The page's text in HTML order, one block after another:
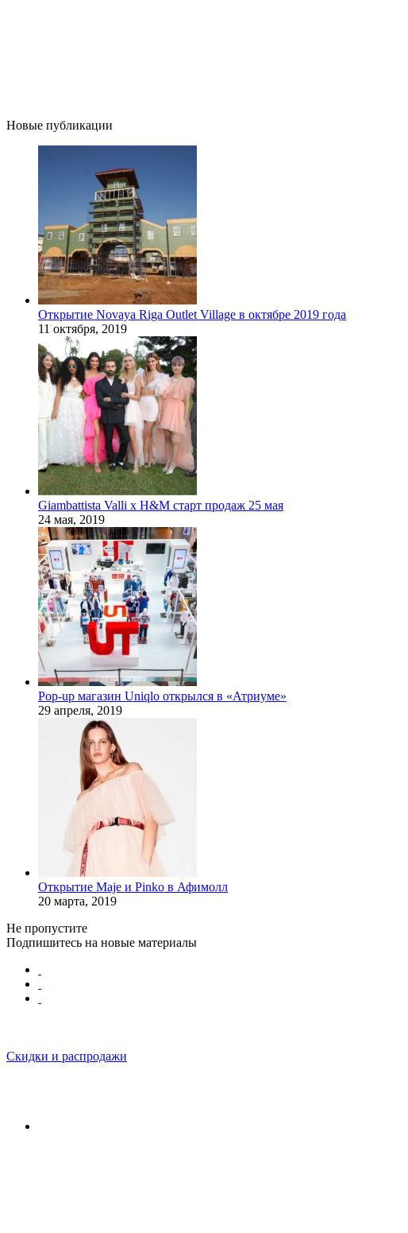
Новые публикации
Открытие Novaya Riga Outlet Village в октябре 2019 года
11 октября, 2019
Giambattista Valli x H&M старт продаж 25 мая
24 мая, 2019
Pop-up магазин Uniqlo открылся в «Атриуме»
29 апреля, 2019
Открытие Maje и Pinko в Афимолл
20 марта, 2019
Не пропустите
Подпишитесь на новые материалы
Скидки и распродажи